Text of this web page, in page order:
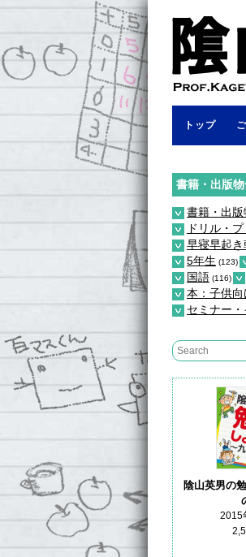
トップ
書籍・出版
書籍・出
ドリル・
早寝早起
5年生 (123)
国語 (116)
本：子供向
セミナー
陰山英男の
2015